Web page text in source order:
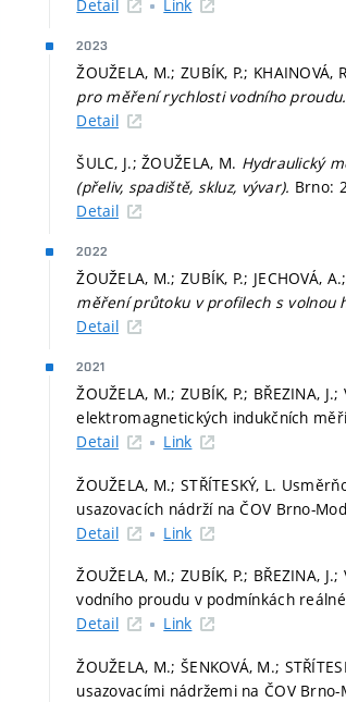
Detail
Link
2023
ŽOUŽELA, M.; ZUBÍK, P.; KHAINOVÁ,
pro měření rychlosti vodního proudu.
Detail
ŠULC, J.; ŽOUŽELA, M. Hydraulický
(přeliv, spadiště, skluz, vývar). Brno:
Detail
2022
ŽOUŽELA, M.; ZUBÍK, P.; JECHOVÁ,
měření průtoku v profilech s volnou
Detail
2021
ŽOUŽELA, M.; ZUBÍK, P.; BŘEZINA,
elektromagnetických indukčních
Detail
Link
ŽOUŽELA, M.; STŘÍTESKÝ, L.
usazovacích nádrží na ČOV Brno-
Detail
Link
ŽOUŽELA, M.; ZUBÍK, P.; BŘEZINA,
vodního proudu v podmínkách
Detail
Link
ŽOUŽELA, M.; ŠENKOVÁ, M.;
usazovacími nádržemi na ČOV Brno-